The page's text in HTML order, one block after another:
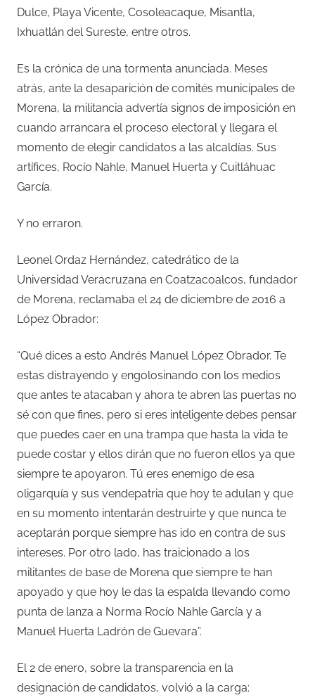
Dulce, Playa Vicente, Cosoleacaque, Misantla,
Ixhuatlán del Sureste, entre otros.
Es la crónica de una tormenta anunciada. Meses
atrás, ante la desaparición de comités municipales de
Morena, la militancia advertía signos de imposición en
cuando arrancara el proceso electoral y llegara el
momento de elegir candidatos a las alcaldías. Sus
artífices, Rocío Nahle, Manuel Huerta y Cuitláhuac
García.
Y no erraron.
Leonel Ordaz Hernández, catedrático de la
Universidad Veracruzana en Coatzacoalcos, fundador
de Morena, reclamaba el 24 de diciembre de 2016 a
López Obrador:
“Qué dices a esto Andrés Manuel López Obrador. Te
estas distrayendo y engolosinando con los medios
que antes te atacaban y ahora te abren las puertas no
sé con que fines, pero si eres inteligente debes pensar
que puedes caer en una trampa que hasta la vida te
puede costar y ellos dirán que no fueron ellos ya que
siempre te apoyaron. Tú eres enemigo de esa
oligarquía y sus vendepatria que hoy te adulan y que
en su momento intentarán destruirte y que nunca te
aceptarán porque siempre has ido en contra de sus
intereses. Por otro lado, has traicionado a los
militantes de base de Morena que siempre te han
apoyado y que hoy le das la espalda llevando como
punta de lanza a Norma Rocío Nahle García y a
Manuel Huerta Ladrón de Guevara”.
El 2 de enero, sobre la transparencia en la
designación de candidatos, volvió a la carga: